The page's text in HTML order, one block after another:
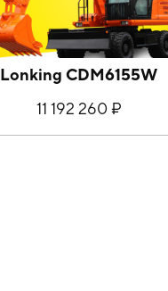
Lonking CDM6155W
11 192 260 ₽